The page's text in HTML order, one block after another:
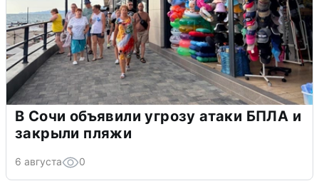
В Сочи объявили угрозу атаки БПЛА и
закрыли пляжи
6 августа 0